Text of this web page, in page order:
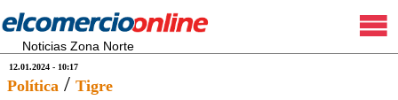
Noticias Zona Norte
12.01.2024 - 10:17
Política / Tigre